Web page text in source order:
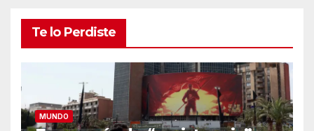
Te lo Perdiste
MUNDO